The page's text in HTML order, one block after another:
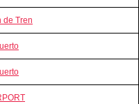
de Tren